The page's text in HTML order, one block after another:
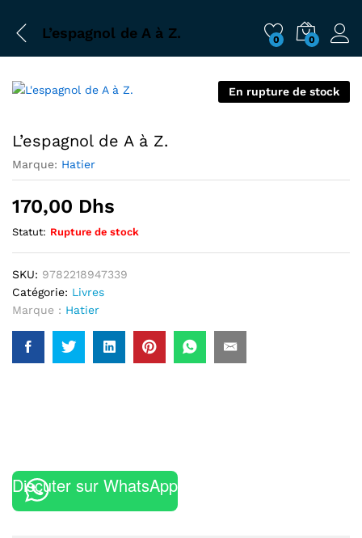
L’espagnol de A à Z. 0 0
En rupture de stock
L’espagnol de A à Z.
Marque: Hatier
170,00 Dhs
Statut: Rupture de stock
SKU: 9782218947339
Catégorie: Livres
Marque : Hatier
Discuter sur WhatsApp